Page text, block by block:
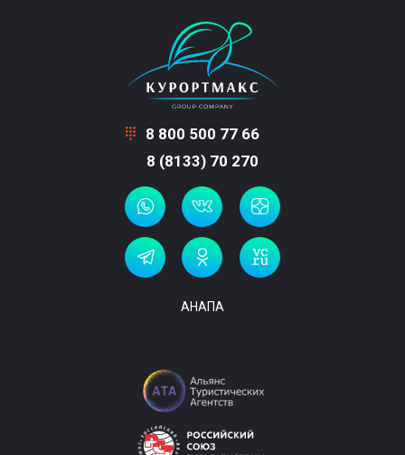
8 800 500 77 66
8 (8133) 70 270
АНАПА